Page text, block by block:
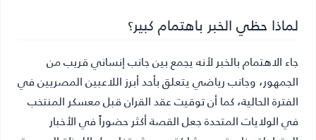
لماذا حظي الخبر باهتمام كبير؟
جاء الاهتمام بالخبر لأنه يجمع بين جانب إنساني قريب من
الجمهور، وجانب رياضي يتعلق بأحد أبرز اللاعبين المصريين في
الفترة الحالية، كما أن توقيت عقد القران قبل معسكر المنتخب
في الولايات المتحدة جعل القصة أكثر حضوراً في الأخبار